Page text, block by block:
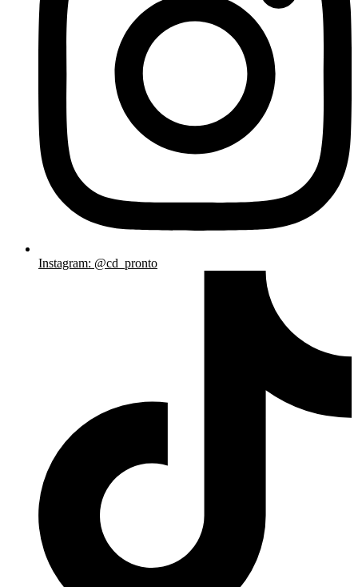
Instagram: @cd_pronto